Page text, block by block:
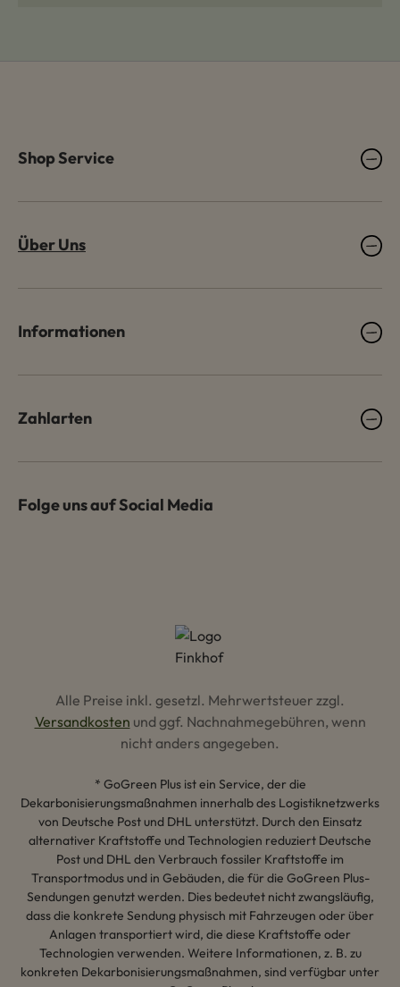
Shop Service
Über Uns
Informationen
Zahlarten
Folge uns auf Social Media
Alle Preise inkl. gesetzl. Mehrwertsteuer zzgl.
Versandkosten und ggf. Nachnahmegebühren, wenn
nicht anders angegeben.
* GoGreen Plus ist ein Service, der die
Dekarbonisierungsmaßnahmen innerhalb des Logistiknetzwerks
von Deutsche Post und DHL unterstützt. Durch den Einsatz
alternativer Kraftstoffe und Technologien reduziert Deutsche
Post und DHL den Verbrauch fossiler Kraftstoffe im
Transportmodus und in Gebäuden, die für die GoGreen Plus-
Sendungen genutzt werden. Dies bedeutet nicht zwangsläufig,
dass die konkrete Sendung physisch mit Fahrzeugen oder über
Anlagen transportiert wird, die diese Kraftstoffe oder
Technologien verwenden. Weitere Informationen, z. B. zu
konkreten Dekarbonisierungsmaßnahmen, sind verfügbar unter